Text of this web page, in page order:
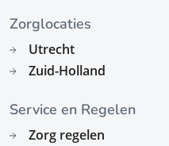
Zorglocaties
Utrecht
Zuid-Holland
Service en Regelen
Zorg regelen